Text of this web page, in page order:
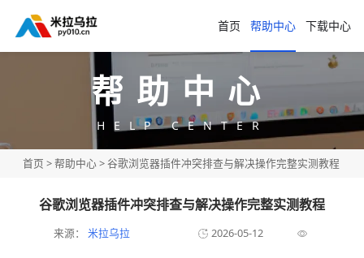
首页 帮助中心 下载中心
帮助中心
HELP CENTER
首页 >帮助中心> 谷歌浏览器插件冲突排查与解决操作完整实测教程
谷歌浏览器插件冲突排查与解决操作完整实测教程
来源： 米拉乌拉 2026-05-12